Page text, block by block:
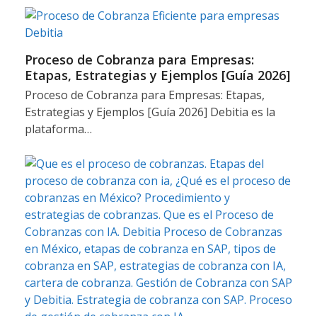
Proceso de Cobranza para Empresas:
Etapas, Estrategias y Ejemplos [Guía 2026]
Proceso de Cobranza para Empresas: Etapas,
Estrategias y Ejemplos [Guía 2026] Debitia es la
plataforma…